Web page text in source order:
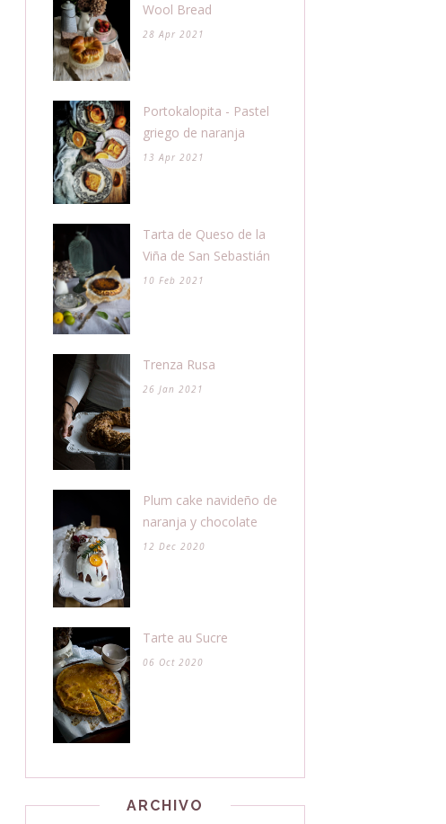
Wool Bread
28 Apr 2021
Portokalopita - Pastel
griego de naranja
13 Apr 2021
Tarta de Queso de la
Viña de San Sebastián
10 Feb 2021
Trenza Rusa
26 Jan 2021
Plum cake navideño de
naranja y chocolate
12 Dec 2020
Tarte au Sucre
06 Oct 2020
ARCHIVO